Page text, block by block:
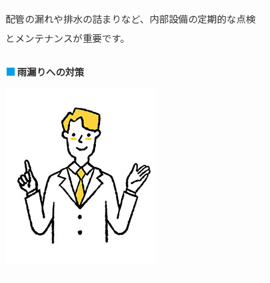
配管の漏れや排水の詰まりなど、内部設備の定期的な点検
とメンテナンスが重要です。
雨漏りへの対策